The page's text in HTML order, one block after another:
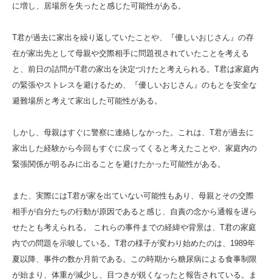
に増し、居場所を失ったと感じた可能性がある。
T君が過去に家出を繰り返していたことや、『優しいおじさん』の存
在が家出先として母親や交際相手に問題視されていたことを考える
と、前日の詰問がT君の家出を決定づけたと考えられる。T君は家庭内
の緊張やストレスを避けるため、『優しいおじさん』のもとを安全な
避難場所と考えて家出した可能性がある。
しかし、母親はすぐに警察に連絡しなかった。これは、T君が過去に
家出した経験から今回もすぐに戻ってくると考えたことや、家庭内の
緊張関係が明るみに出ることを避けたかった可能性がある。
また、実際にはT君が家を出ていない可能性もあり、母親とその交際
相手が自分たちの行動が原因であると感じ、自責の念から通報を遅ら
せたとも考えられる。 これらの事件までの経緯や背景は、T君の家庭
内での問題を示唆している。T君の様子が変わり始めたのは、1989年
夏以降、事件の数か月前である。この時期から糖尿病による食事制限
が始まり、体重が減少し、目つきが鋭くなったと報告されている。ま